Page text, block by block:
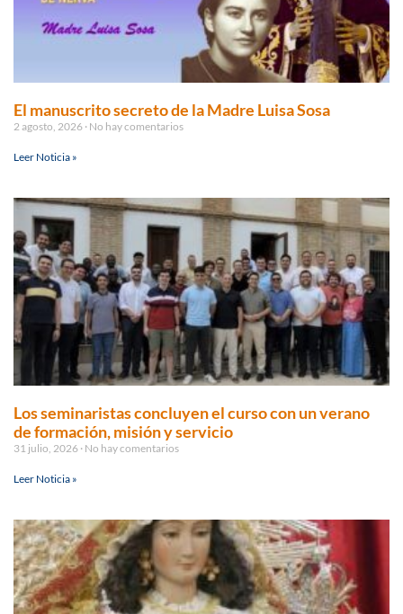
El manuscrito secreto de la Madre Luisa Sosa
2 agosto, 2026 No hay comentarios
Leer Noticia »
Los seminaristas concluyen el curso con un verano
de formación, misión y servicio
31 julio, 2026 No hay comentarios
Leer Noticia »